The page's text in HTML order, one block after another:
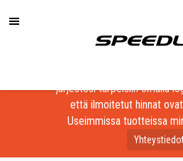
Löydä laadukkaat tuotteet
järjestösi tarpeisiin omalla
että ilmoitetut hinnat ovat
Useimmissa tuotteissa